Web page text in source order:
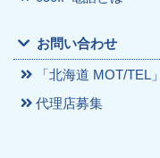
お問い合わせ
「北海道 MOT/TEL
代理店募集